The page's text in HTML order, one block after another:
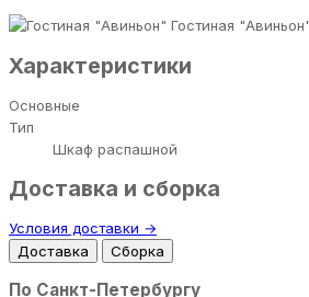
Гостиная "Авиньон"
Характеристики
Основные
Тип
Шкаф распашной
Доставка и сборка
Условия доставки →
Доставка
Сборка
По Санкт-Петербургу